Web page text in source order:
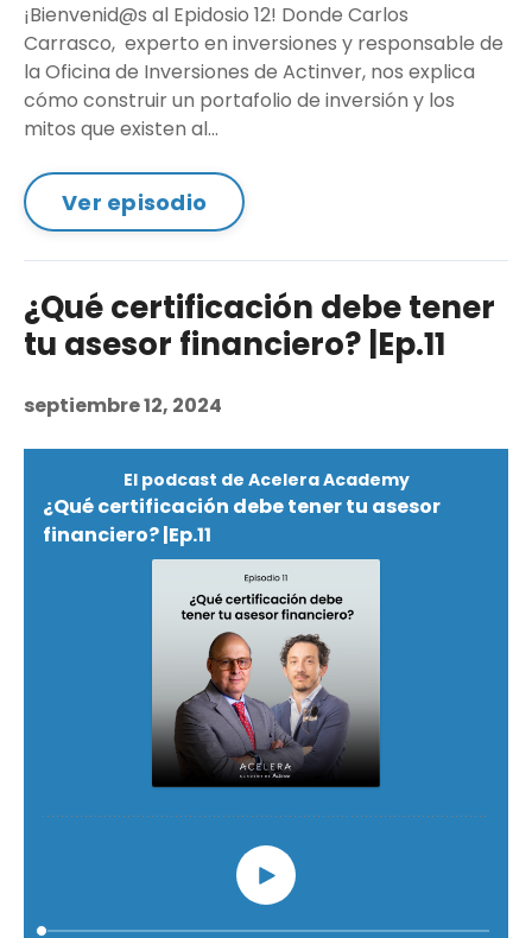
¡Bienvenid@s al Epidosio 12! Donde Carlos
Carrasco, experto en inversiones y responsable de
la Oficina de Inversiones de Actinver, nos explica
cómo construir un portafolio de inversión y los
mitos que existen al...
Ver episodio
¿Qué certificación debe tener
tu asesor financiero? |Ep.11
septiembre 12, 2024